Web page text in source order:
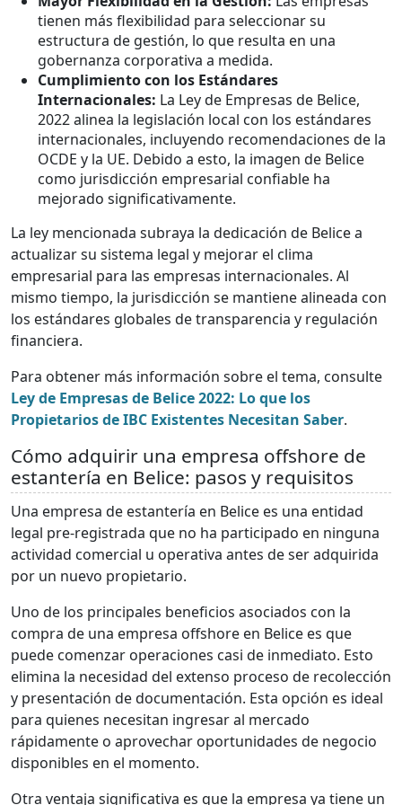
tienen más flexibilidad para seleccionar su
estructura de gestión, lo que resulta en una
gobernanza corporativa a medida.
Cumplimiento con los Estándares
Internacionales: La Ley de Empresas de Belice,
2022 alinea la legislación local con los estándares
internacionales, incluyendo recomendaciones de la
OCDE y la UE. Debido a esto, la imagen de Belice
como jurisdicción empresarial confiable ha
mejorado significativamente.
La ley mencionada subraya la dedicación de Belice a
actualizar su sistema legal y mejorar el clima
empresarial para las empresas internacionales. Al
mismo tiempo, la jurisdicción se mantiene alineada con
los estándares globales de transparencia y regulación
financiera.
Para obtener más información sobre el tema, consulte
Ley de Empresas de Belice 2022: Lo que los
Propietarios de IBC Existentes Necesitan Saber.
Cómo adquirir una empresa offshore de
estantería en Belice: pasos y requisitos
Una empresa de estantería en Belice es una entidad
legal pre-registrada que no ha participado en ninguna
actividad comercial u operativa antes de ser adquirida
por un nuevo propietario.
Uno de los principales beneficios asociados con la
compra de una empresa offshore en Belice es que
puede comenzar operaciones casi de inmediato. Esto
elimina la necesidad del extenso proceso de recolección
y presentación de documentación. Esta opción es ideal
para quienes necesitan ingresar al mercado
rápidamente o aprovechar oportunidades de negocio
disponibles en el momento.
Otra ventaja significativa es que la empresa ya tiene un